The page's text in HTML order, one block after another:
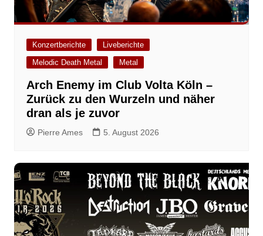
Konzertberichte
Liveberichte
Melodic Death Metal
Metal
Arch Enemy im Club Volta Köln –
Zurück zu den Wurzeln und näher
dran als je zuvor
Pierre Ames 5. August 2026